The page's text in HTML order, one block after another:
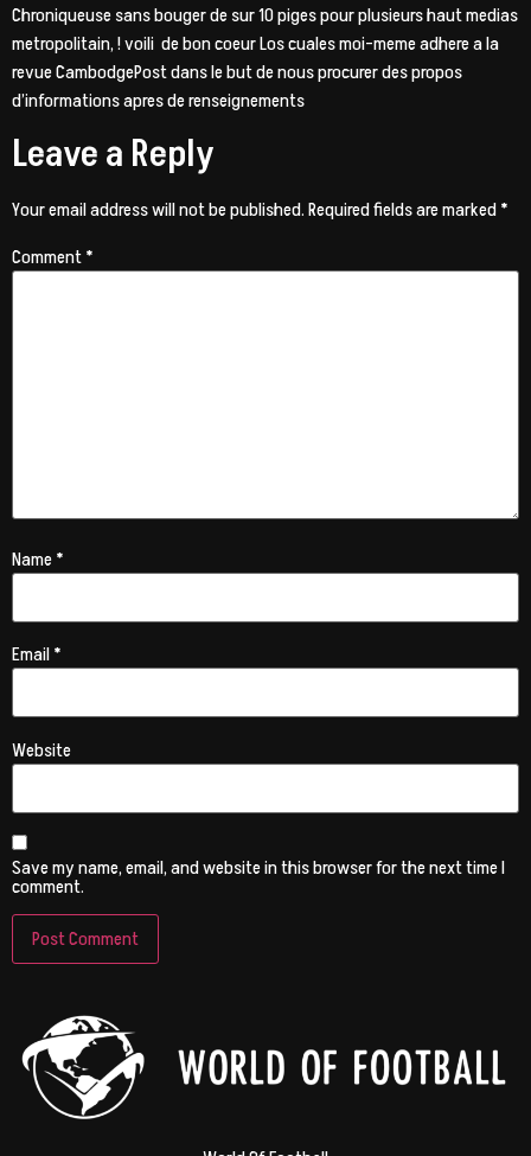
Chroniqueuse sans bouger de sur 10 piges pour plusieurs haut medias
metropolitain, ! voili de bon coeur Los cuales moi-meme adhere a la
revue CambodgePost dans le but de nous procurer des propos
d’informations apres de renseignements
Leave a Reply
Your email address will not be published.Required fields are marked*
Comment*
Name*
Email*
Website
Save my name, email, and website in this browser for the next time I
comment.